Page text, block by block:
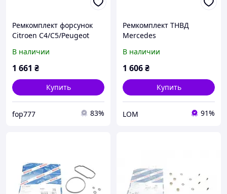
Ремкомплект форсунок
Citroen C4/C5/Peugeot
06-
В наличии
1 661 ₴
Купить
fop777 83%
Ремкомплект ТНВД
Mercedes
В наличии
1 606₴
Купить
LOM 91%